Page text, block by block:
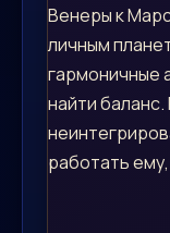
Венеры к
личным
гармоничные
найти
работать